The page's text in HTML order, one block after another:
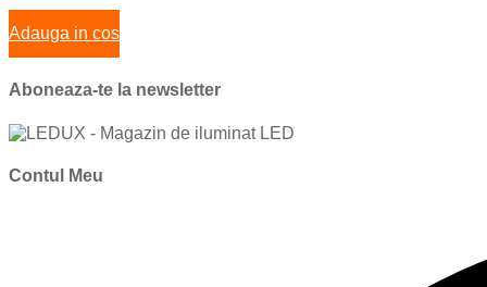
Adauga in cos
Aboneaza-te la newsletter
Contul Meu